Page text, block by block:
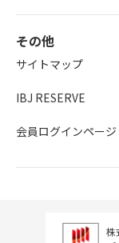
その他
サイトマップ
IBJ RESERVE
会員ログインページ
株